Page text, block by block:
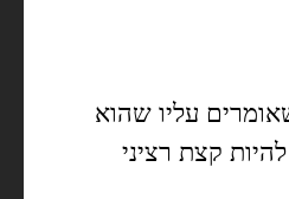
עליו שהוא
קצת רציני